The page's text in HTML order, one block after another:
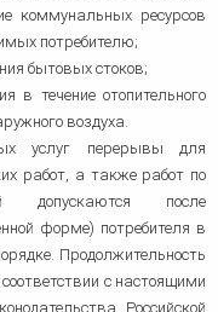
коммунальных ресурсов
потребителю;
бытовых стоков;
в течение отопительного
воздуха.
услуг перерывы для
работ, а также работ по
допускаются после
форме) потребителя в
Продолжительность
с настоящими
Российской